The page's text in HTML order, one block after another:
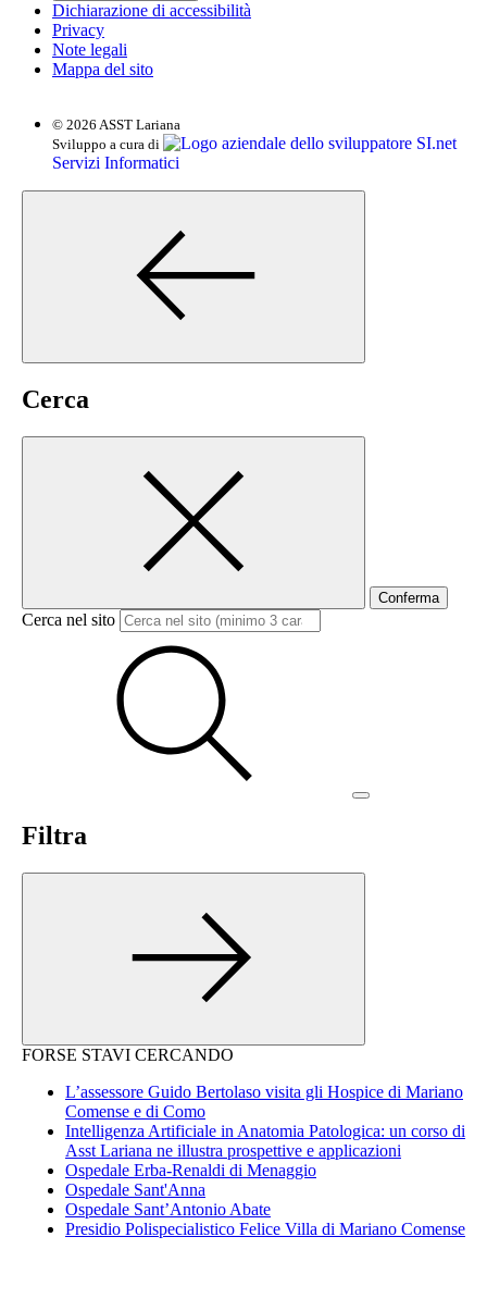
Dichiarazione di accessibilità
Privacy
Note legali
Mappa del sito
© 2026 ASST Lariana
Sviluppo a cura di
SI.net
Servizi Informatici
Cerca
Conferma
Cerca nel sito
Filtra
FORSE STAVI CERCANDO
L’assessore Guido Bertolaso visita gli Hospice di Mariano
Comense e di Como
Intelligenza Artificiale in Anatomia Patologica: un corso di
Asst Lariana ne illustra prospettive e applicazioni
Ospedale Erba-Renaldi di Menaggio
Ospedale Sant'Anna
Ospedale Sant’Antonio Abate
Presidio Polispecialistico Felice Villa di Mariano Comense